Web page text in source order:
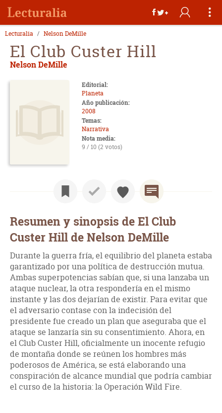
Lecturalia Nelson DeMille
El Club Custer Hill
Nelson DeMille
Editorial:
Planeta
Año publicación:
2008
Temas:
Narrativa
Nota media:
9 / 10 (2 votos)
Resumen y sinopsis de El Club
Custer Hill de Nelson DeMille
Durante la guerra fría, el equilibrio del planeta estaba
garantizado por una política de destrucción mutua.
Ambas superpotencias sabían que, si una lanzaba un
ataque nuclear, la otra respondería en el mismo
instante y las dos dejarían de existir. Para evitar que
el adversario contase con la indecisión del
presidente fue creado un plan que aseguraba que el
ataque se lanzaría sin su consentimiento. Ahora, en
el Club Custer Hill, oficialmente un inocente refugio
de montaña donde se reúnen los hombres más
poderosos de América, se está elaborando una
conspiración de alcance mundial que podría cambiar
el curso de la historia: la Operación Wild Fire.